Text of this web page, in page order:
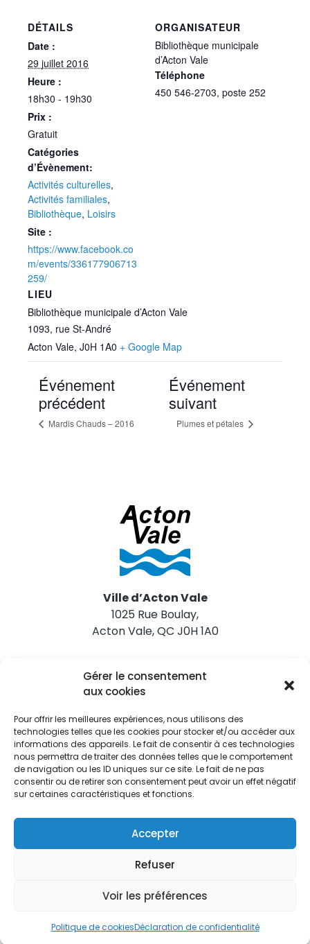
Gérer le consentement
aux cookies
Pour offrir les meilleures expériences, nous utilisons des
technologies telles que les cookies pour stocker et/ou accéder aux
informations des appareils. Le fait de consentir à ces technologies
nous permettra de traiter des données telles que le comportement
de navigation ou les ID uniques sur ce site. Le fait de ne pas
consentir ou de retirer son consentement peut avoir un effet négatif
sur certaines caractéristiques et fonctions.
Accepter
Refuser
Voir les préférences
Politique de cookiesDéclaration de confidentialité
DÉTAILS
Date :
29 juillet 2016
Heure :
18h30 - 19h30
Prix :
Gratuit
Catégories
d’Évènement:
Activités culturelles,
Activités familiales,
Bibliothèque, Loisirs
Site :
https://www.facebook.co
m/events/336177906713
259/
LIEU
Bibliothèque municipale d’Acton Vale
1093, rue St-André
Acton Vale, J0H 1A0 + Google Map
ORGANISATEUR
Bibliothèque municipale
d’Acton Vale
Téléphone
450 546-2703, poste 252
Événement
précédent
Mardis Chauds – 2016
Événement
suivant
Plumes et pétales
Ville d’Acton Vale
1025 Rue Boulay,
Acton Vale, QC J0H 1A0
Nous joindre
Tél. 450 546-2703
Restez informés
Abonnez-vous aux alertes municipales
Je m'abonne
confidentialité| Politique de cookies